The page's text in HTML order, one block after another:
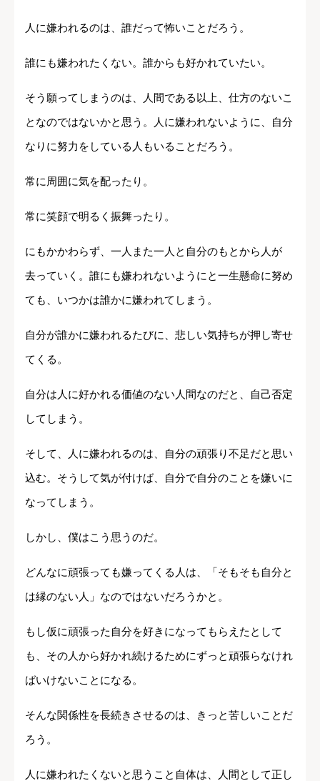
人に嫌われるのは、誰だって怖いことだろう。
誰にも嫌われたくない。誰からも好かれていたい。
そう願ってしまうのは、人間である以上、仕方のないこ
となのではないかと思う。人に嫌われないように、自分
なりに努力をしている人もいることだろう。
常に周囲に気を配ったり。
常に笑顔で明るく振舞ったり。
にもかかわらず、一人また一人と自分のもとから人が
去っていく。誰にも嫌われないようにと一生懸命に努め
ても、いつかは誰かに嫌われてしまう。
自分が誰かに嫌われるたびに、悲しい気持ちが押し寄せ
てくる。
自分は人に好かれる価値のない人間なのだと、自己否定
してしまう。
そして、人に嫌われるのは、自分の頑張り不足だと思い
込む。そうして気が付けば、自分で自分のことを嫌いに
なってしまう。
しかし、僕はこう思うのだ。
どんなに頑張っても嫌ってくる人は、「そもそも自分と
は縁のない人」なのではないだろうかと。
もし仮に頑張った自分を好きになってもらえたとして
も、その人から好かれ続けるためにずっと頑張らなけれ
ばいけないことになる。
そんな関係性を長続きさせるのは、きっと苦しいことだ
ろう。
人に嫌われたくないと思うこと自体は、人間として正し